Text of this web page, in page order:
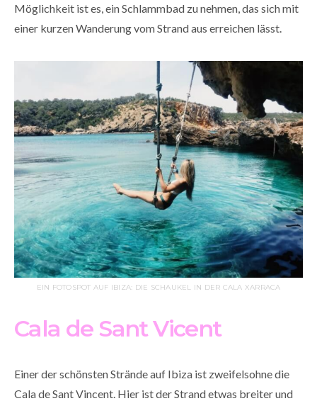
Möglichkeit ist es, ein Schlammbad zu nehmen, das sich mit
einer kurzen Wanderung vom Strand aus erreichen lässt.
EIN FOTOSPOT AUF IBIZA: DIE SCHAUKEL IN DER CALA XARRACA
Cala de Sant Vicent
Einer der schönsten Strände auf Ibiza ist zweifelsohne die
Cala de Sant Vincent. Hier ist der Strand etwas breiter und